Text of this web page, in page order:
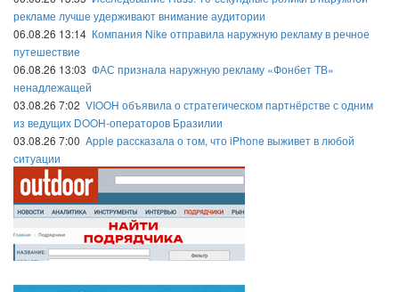
рекламе лучше удерживают внимание аудитории
06.08.26 13:14 Компания Nike отправила наружную рекламу в речное
путешествие
06.08.26 13:03 ФАС признала наружную рекламу «Фонбет ТВ»
ненадлежащей
03.08.26 7:02 VIOOH объявила о стратегическом партнёрстве с одним
из ведущих DOOH-операторов Бразилии
03.08.26 7:00 Apple рассказала о том, что iPhone выживет в любой
ситуации